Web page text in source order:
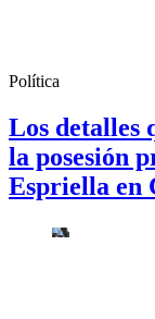
Política
Los detalles
la posesión
Espriella en